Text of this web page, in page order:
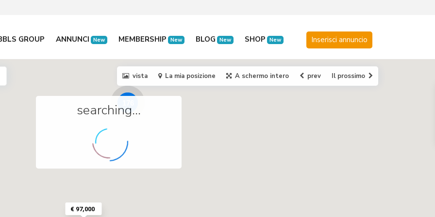
GROUP ANNUNCI New MEMBERSHIP New BLOG New SHOP New
€ 97,000
searching...
vista La mia posizione A schermo intero prev Il prossimo